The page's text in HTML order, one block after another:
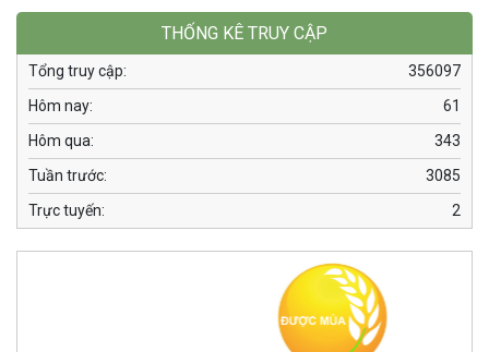
THỐNG KÊ TRUY CẬP
356097
Tổng truy cập:
61
Hôm nay:
343
Hôm qua:
3085
Tuần trước:
2
Trực tuyến: